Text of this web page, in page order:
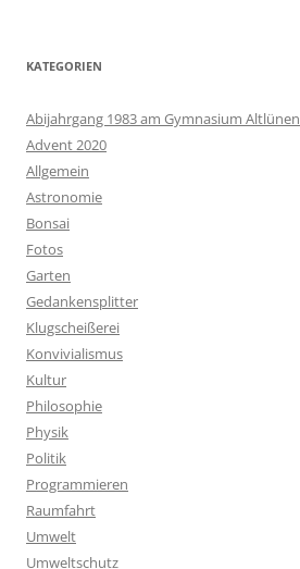
KATEGORIEN
Abijahrgang 1983 am Gymnasium Altlünen
Advent 2020
Allgemein
Astronomie
Bonsai
Fotos
Garten
Gedankensplitter
Klugscheißerei
Konvivialismus
Kultur
Philosophie
Physik
Politik
Programmieren
Raumfahrt
Umwelt
Umweltschutz